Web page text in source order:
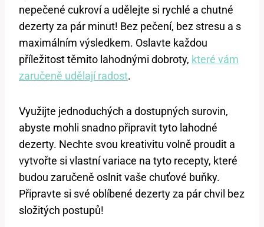
nepečené cukroví a udělejte si rychlé a chutné
dezerty za pár minut! Bez pečení, bez stresu a s
maximálním výsledkem. Oslavte každou
příležitost těmito lahodnými dobroty, které vám
zaručeně udělají radost.
Využijte jednoduchých a dostupných surovin,
abyste mohli snadno připravit tyto lahodné
dezerty. Nechte svou kreativitu volně proudit a
vytvořte si vlastní variace na tyto recepty, které
budou zaručeně oslnit vaše chuťové buňky.
Připravte si své oblíbené dezerty za pár chvil bez
složitých postupů!